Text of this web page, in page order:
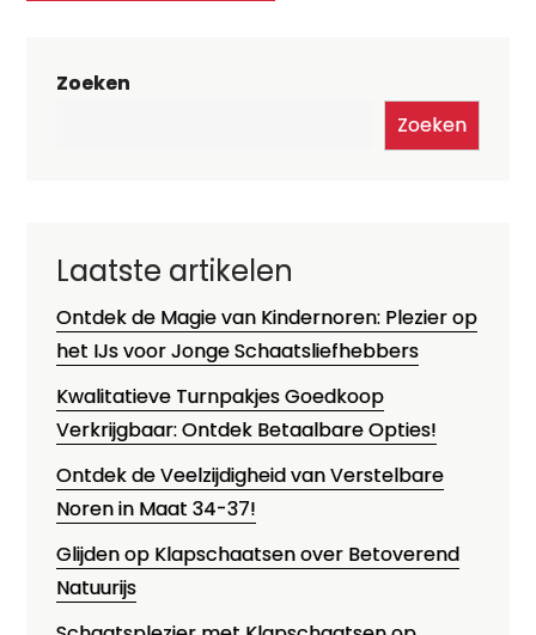
Zoeken
Zoeken
Laatste artikelen
Ontdek de Magie van Kindernoren: Plezier op
het IJs voor Jonge Schaatsliefhebbers
Kwalitatieve Turnpakjes Goedkoop
Verkrijgbaar: Ontdek Betaalbare Opties!
Ontdek de Veelzijdigheid van Verstelbare
Noren in Maat 34-37!
Glijden op Klapschaatsen over Betoverend
Natuurijs